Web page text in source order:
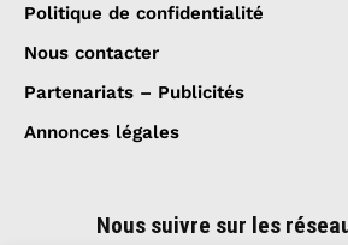
Politique de confidentialité
Nous contacter
Partenariats – Publicités
Annonces légales
Nous suivre sur les